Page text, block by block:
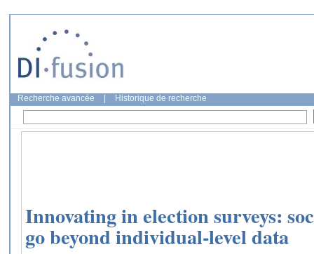
Recherche avancée Historique de recherche
Innovating in election surveys:
go beyond individual-level data